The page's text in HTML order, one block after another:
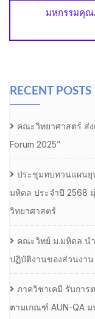
มหกรรมคุณ
RECENT POSTS
คณะวิทยาศาสตร์ ส่ง
Forum 2025”
ประชุมทบทวนแผนยุ
มหิดล ประจำปี 2568
วิทยาศาสตร์
คณะวิทย์ ม.มหิดล น
ปฏิบัติงานของส่วนงา
ภาควิชาเคมี รับกา
ตามเกณฑ์ AUN-QA ม